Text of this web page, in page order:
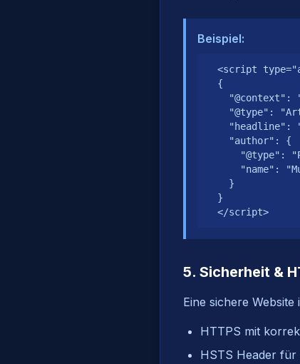
Beispiel:
<script
  {
"@context":
"@type":
"headline":
    "author": {
"@type":
"name":
    }
  }
5. Sicherheit &
Eine sichere
HTTPS mit
HSTS Header